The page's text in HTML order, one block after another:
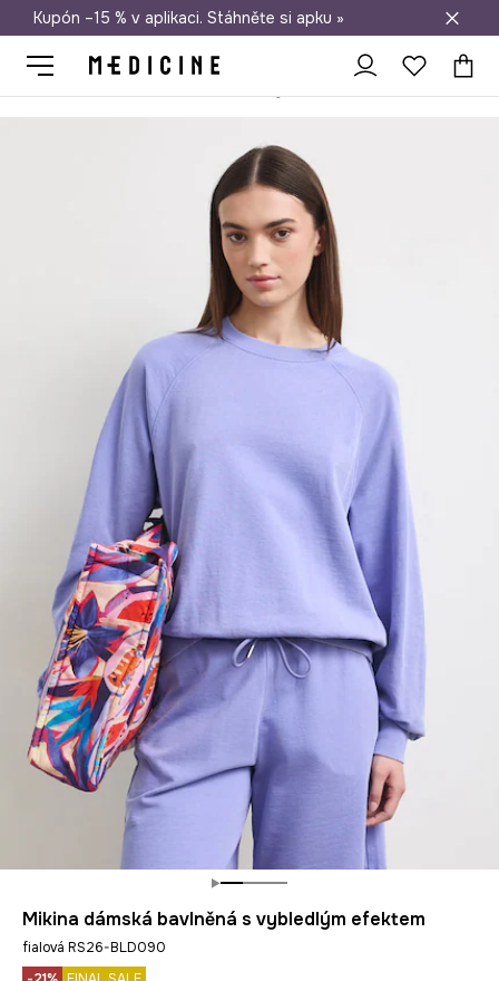
Doprava zdarma při nákupu nad 1 200 Kč
Kupón –15 % v aplikaci. Stáhněte si apku »
Mikina dámská bavlněná s vybledlým efektem
fialová RS26-BLD090